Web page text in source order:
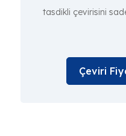
tasdikli çevirisini
Çeviri